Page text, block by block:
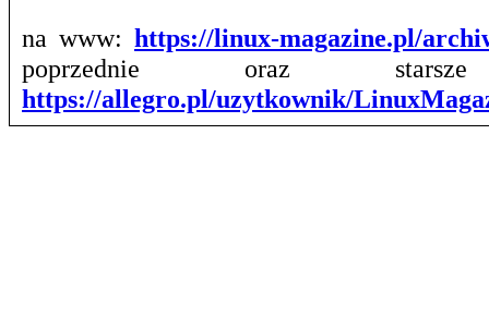
na www: https://linux-magazine.pl/
poprzednie oraz
https://allegro.pl/uzytkownik/